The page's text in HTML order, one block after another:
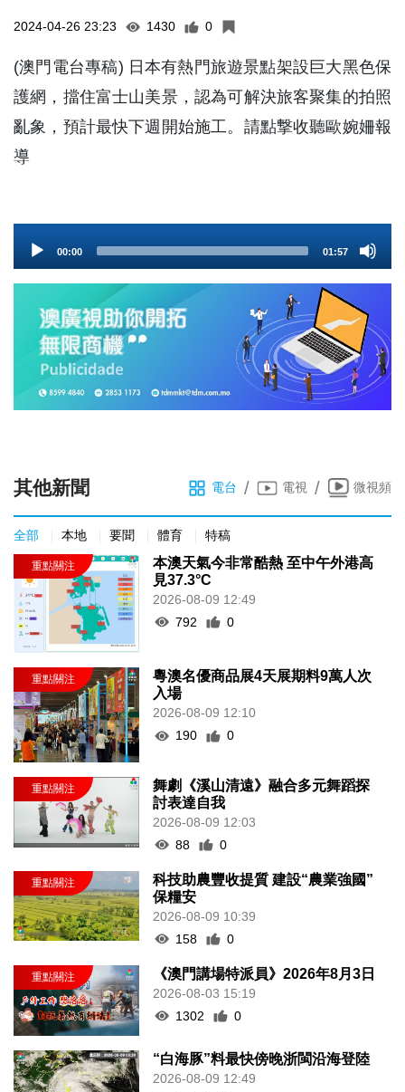
2024-04-26 23:23 1430 0
(澳門電台專稿) 日本有熱門旅遊景點架設巨大黑色保
護網，擋住富士山美景，認為可解決旅客聚集的拍照
亂象，預計最快下週開始施工。請點撃收聽歐婉姍報
導
Player
00:00 01:57
其他新聞 電台 / 電視 / 微視頻
全部 本地 要聞 體育 特稿
本澳天氣今非常酷熱 至中午外港高
見37.3°C
2026-08-09 12:49
792
0
粵澳名優商品展4天展期料9萬人次
入場
2026-08-09 12:10
190
0
舞劇《溪山清遠》融合多元舞蹈探
討表達自我
2026-08-09 12:03
88
0
科技助農豐收提質 建設“農業強國”
保糧安
2026-08-09 10:39
158
0
《澳門講場特派員》2026年8月3日
2026-08-03 15:19
1302
0
“白海豚”料最快傍晚浙閩沿海登陸
2026-08-09 12:49